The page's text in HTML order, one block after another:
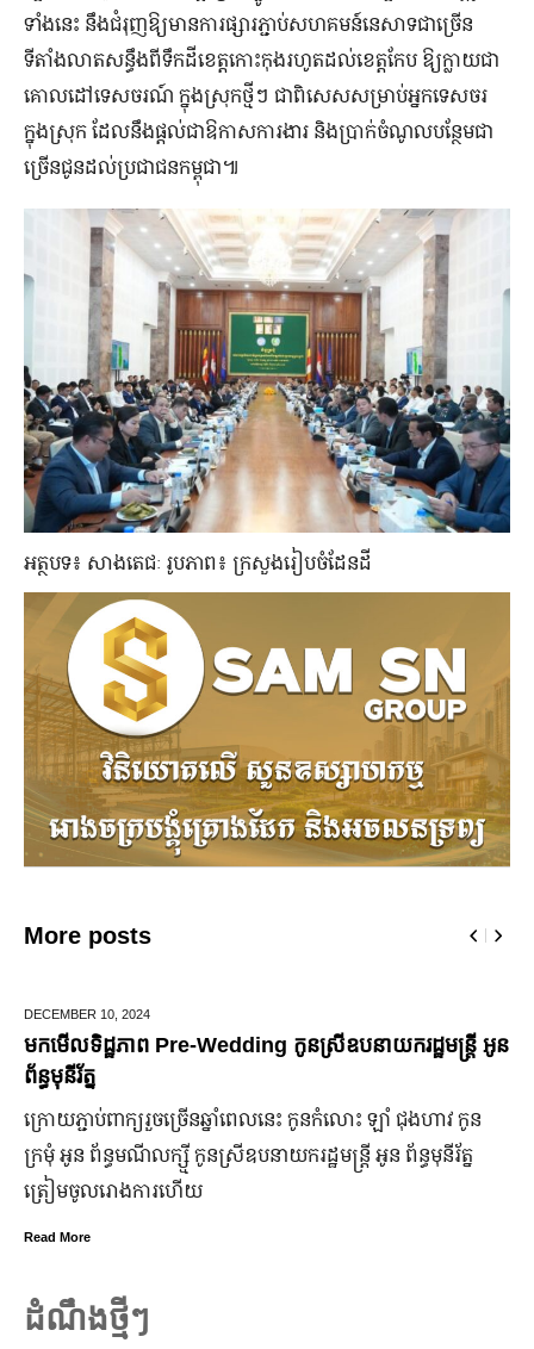
ទាំងនេះ នឹងជំរុញឱ្យមានការផ្សារភ្ជាប់សហគមន៍នេសាទជាច្រើន
ទីតាំងលាតសន្ធឹងពីទឹកដីខេត្តកោះកុងរហូតដល់ខេត្តកែប ឱ្យក្លាយជា
គោលដៅទេសចរណ៍​ ក្នុងស្រុកថ្មីៗ ជាពិសេសសម្រាប់អ្នកទេសចរ
ក្នុងស្រុក ដែលនឹងផ្តល់ជាឱកាសការងារ និងប្រាក់ចំណូលបន្ថែមជា
ច្រើនជូនដល់ប្រជាជនកម្ពុជា៕
អត្ថបទ៖ សាងតេជៈ រូបភាព៖ ក្រសួងរៀបចំដែនដី
More posts
ន្រ្តី អូន
វ កូន
ត្ន
JUNE 25,
មកដឹងប្រាក់ចំណេញសុទ្ធរបស់ក្រុមហ៊ុន Ford ពីឆ្នាំ២
ក្រុមហ៊ុន Ford Motor ទទួលប្រាក់ចំណេញសរុបប្រចាំឆ្នាំមាន
ឡើង បើទោះបីវិបត្តិសេដ្ឋកិច្ចពិភពលោកមិនទាន់មានស្ថានភា
ប្រសើរ។
ដំណឹងថ្មីៗ